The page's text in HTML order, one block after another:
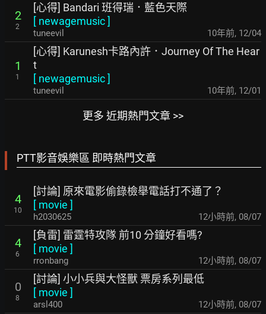
2
2
[心得] Bandari 班得瑞．藍色天際
[ newagemusic]
tuneevil 10年前, 12/04
1
1
[心得] Karunesh卡路內許．Journey Of The Hear
t
[ newagemusic]
tuneevil 10年前, 12/01
更多 近期熱門文章 >>
PTT影音娛樂區 即時熱門文章
4
10
[討論] 原來電影偷錄檢舉電話打不通了？
[ movie ]
h2030625 12小時前, 08/07
4
6
[負雷] 雷霆特攻隊 前10 分鐘好看嗎?
[ movie ]
rronbang 12小時前, 08/07
0
8
[討論] 小小兵與大怪獸 票房系列最低
[ movie ]
arsl400 12小時前, 08/07